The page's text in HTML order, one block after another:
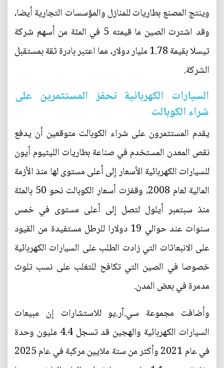
وينتج المصنع بطاريات للمنازل والمؤسسات التجارية أيضا،
وقد اشترت الصين ما قيمته 5 في المئة من أسهم شركة
تيسلا بقيمة 1.78 مليار دولار، مما اعتبر بادرة ثقة بمستقبل
الشركة.
السيارات الكهربائية تحفز المستثمرين على
شراء الكوبالت
يقدم المستثمرون على شراء الكوبالت متوقعين أن يدفع
نقص المعدن المستخدم في صناعة بطاريات الليثيوم أيون
للسيارات الكهربائية الأسعار إلى أعلى مستوى لها منذ الأزمة
المالية لعام 2008، وقفزت أسعار الكوبالت نحو 50 بالمئة
منذ سبتمبر أيلول لتصل إلى أعلى مستوى في خمس
سنوات عند حوالي 19 دولارا للرطل مستفيدة من القيود
على الانبعاثات التي زادت الطلب على السيارات الكهربائية
خصوصا في الصين التي تكافح للتغلب على نسب تلوث
مدمرة في بعض المدن.
وأضافت مجموعة سي.آر.يو للاستشارات إن مبيعات
السيارات الكهربائية والهجين قد تسجل 4.4 مليون وحدة
في عام 2021 وأكثر من ستة ملايين مركبة في عام 2025